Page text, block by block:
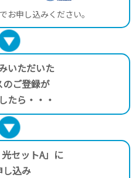
お申し込みください。
いただいた
のご登録が
たら・・・
光セットA」に
し込み